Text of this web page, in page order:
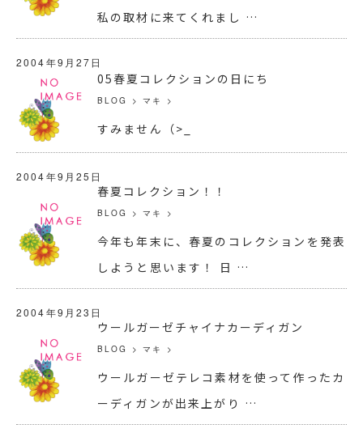
私の取材に来てくれまし …
2004年9月27日
05春夏コレクションの日にち
BLOG >マキ >
すみません（>_
2004年9月25日
春夏コレクション！！
BLOG >マキ >
今年も年末に、春夏のコレクションを発表
しようと思います！ 日 …
2004年9月23日
ウールガーゼチャイナカーディガン
BLOG >マキ >
ウールガーゼテレコ素材を使って作ったカ
ーディガンが出来上がり …